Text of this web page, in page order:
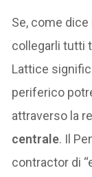
Se, come dice
collegarli tutti
Lattice
periferico
attraverso la
centrale. Il
contractor di